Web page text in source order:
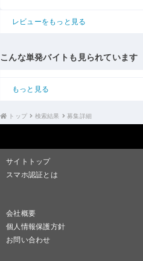
レビューをもっと見る
こんな単発バイトも見られています
もっと見る
トップ 検索結果 募集詳細
サイトトップ
スマホ認証とは
会社概要
個人情報保護方針
お問い合わせ